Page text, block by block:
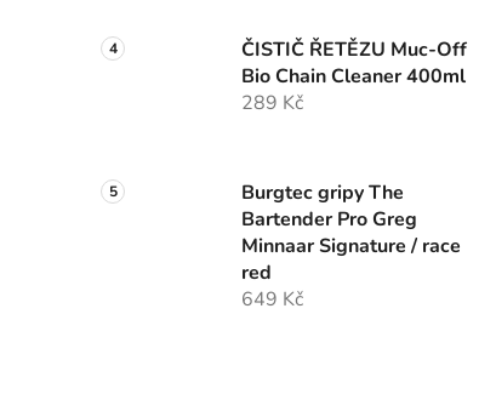
ČISTIČ ŘETĚZU Muc-Off
Bio Chain Cleaner 400ml
289 Kč
Burgtec gripy The
Bartender Pro Greg
Minnaar Signature / race
red
649 Kč